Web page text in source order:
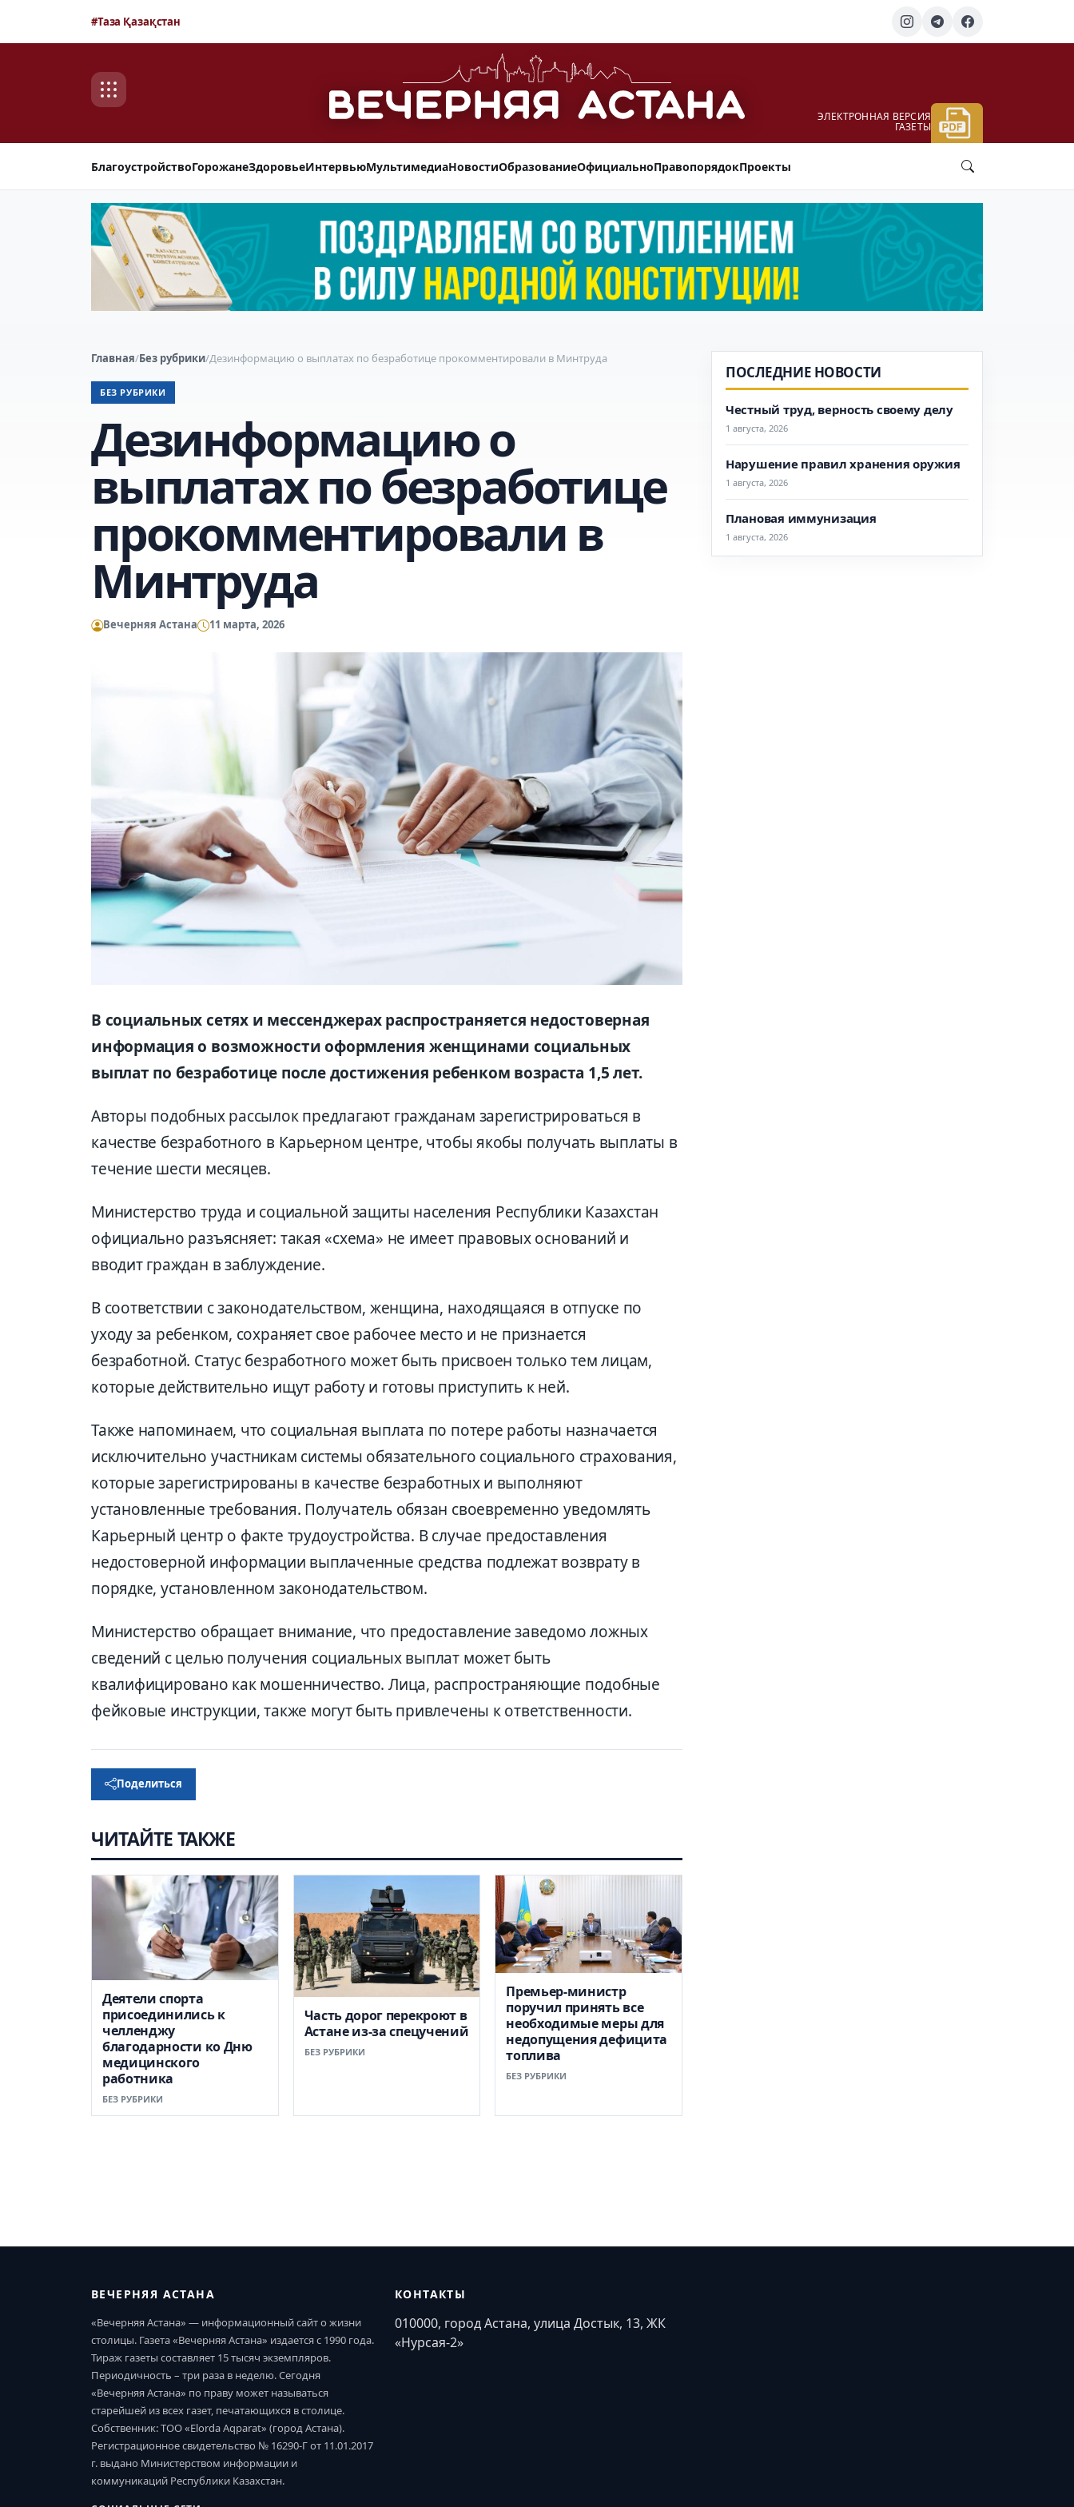
#Таза Қазақстан
ЭЛЕКТРОННАЯ ВЕРСИЯ
ГАЗЕТЫ
БлагоустройствоГорожанеЗдоровьеИнтервьюМультимедиаНовостиОбразованиеОфициальноПравопорядокПроекты
Главная/Без рубрики/Дезинформацию о выплатах по безработице прокомментировали в Минтруда
БЕЗ РУБРИКИ
Дезинформацию о
выплатах по безработице
прокомментировали в
Минтруда
Вечерняя Астана 11 марта, 2026
В социальных сетях и мессенджерах распространяется недостоверная
информация о возможности оформления женщинами социальных
выплат по безработице после достижения ребенком возраста 1,5 лет.
Авторы подобных рассылок предлагают гражданам зарегистрироваться в
качестве безработного в Карьерном центре, чтобы якобы получать выплаты в
течение шести месяцев.
Министерство труда и социальной защиты населения Республики Казахстан
официально разъясняет: такая «схема» не имеет правовых оснований и
вводит граждан в заблуждение.
В соответствии с законодательством, женщина, находящаяся в отпуске по
уходу за ребенком, сохраняет свое рабочее место и не признается
безработной. Статус безработного может быть присвоен только тем лицам,
которые действительно ищут работу и готовы приступить к ней.
Также напоминаем, что социальная выплата по потере работы назначается
исключительно участникам системы обязательного социального страхования,
которые зарегистрированы в качестве безработных и выполняют
установленные требования. Получатель обязан своевременно уведомлять
Карьерный центр о факте трудоустройства. В случае предоставления
недостоверной информации выплаченные средства подлежат возврату в
порядке, установленном законодательством.
Министерство обращает внимание, что предоставление заведомо ложных
сведений с целью получения социальных выплат может быть
квалифицировано как мошенничество. Лица, распространяющие подобные
фейковые инструкции, также могут быть привлечены к ответственности.
Поделиться
ЧИТАЙТЕ ТАКЖЕ
Деятели спорта
присоединились к
челленджу
благодарности ко Дню
медицинского
работника
БЕЗ РУБРИКИ
Часть дорог перекроют в
Астане из-за спецучений
БЕЗ РУБРИКИ
Премьер-министр
поручил принять все
необходимые меры для
недопущения дефицита
топлива
БЕЗ РУБРИКИ
ПОСЛЕДНИЕ НОВОСТИ
Честный труд, верность своему делу
1 августа, 2026
Нарушение правил хранения оружия
1 августа, 2026
Плановая иммунизация
1 августа, 2026
ВЕЧЕРНЯЯ АСТАНА
«Вечерняя Астана» — информационный сайт о жизни
столицы. Газета «Вечерняя Астана» издается с 1990 года.
Тираж газеты составляет 15 тысяч экземпляров.
Периодичность – три раза в неделю. Сегодня
«Вечерняя Астана» по праву может называться
старейшей из всех газет, печатающихся в столице.
Собственник: ТОО «Elorda Aqparat» (город Астана).
Регистрационное свидетельство № 16290-Г от 11.01.2017
г. выдано Министерством информации и
коммуникаций Республики Казахстан.
КОНТАКТЫ
010000, город Астана, улица Достык, 13, ЖК
«Нурсая-2»